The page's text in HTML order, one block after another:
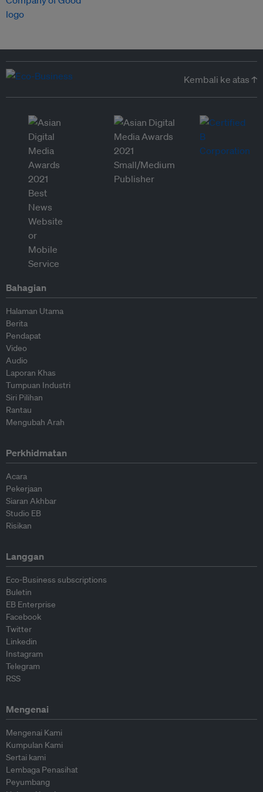
Kembali ke atas ↑
Bahagian
Halaman Utama
Berita
Pendapat
Video
Audio
Laporan Khas
Tumpuan Industri
Siri Pilihan
Rantau
Mengubah Arah
Perkhidmatan
Acara
Pekerjaan
Siaran Akhbar
Studio EB
Risikan
Langgan
Eco-Business subscriptions
Buletin
EB Enterprise
Facebook
Twitter
Linkedin
Instagram
Telegram
RSS
Mengenai
Mengenai Kami
Kumpulan Kami
Sertai kami
Lembaga Penasihat
Peyumbang